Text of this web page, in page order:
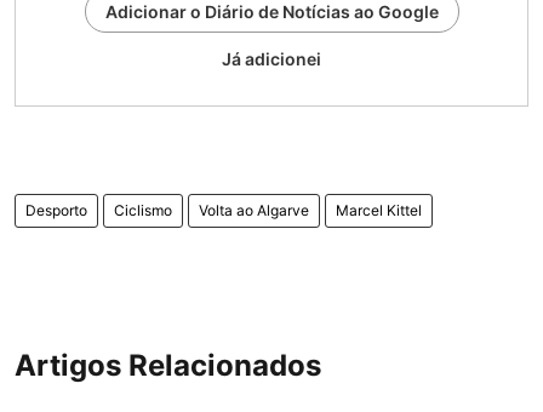
Adicionar o Diário de Notícias ao Google
Já adicionei
Desporto Ciclismo Volta ao Algarve Marcel Kittel
Artigos Relacionados